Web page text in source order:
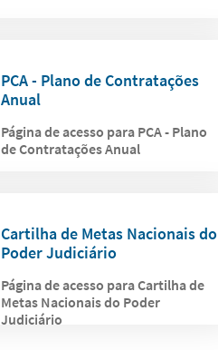
PCA - Plano de Contratações
Anual
Página de acesso para PCA - Plano
de Contratações Anual
Cartilha de Metas Nacionais do
Poder Judiciário
Página de acesso para Cartilha de
Metas Nacionais do Poder
Judiciário